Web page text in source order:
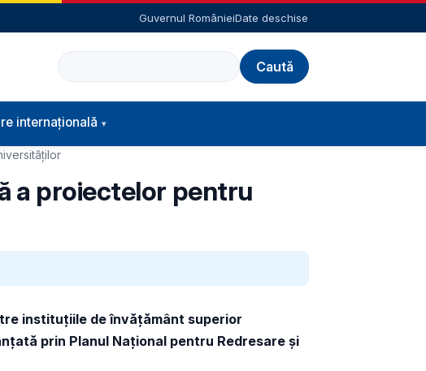
Guvernul RomânieiDate deschise
Caută
internațională
a proiectelor pentru
instituțiile de învățământ superior
prin Planul Național pentru Redresare și